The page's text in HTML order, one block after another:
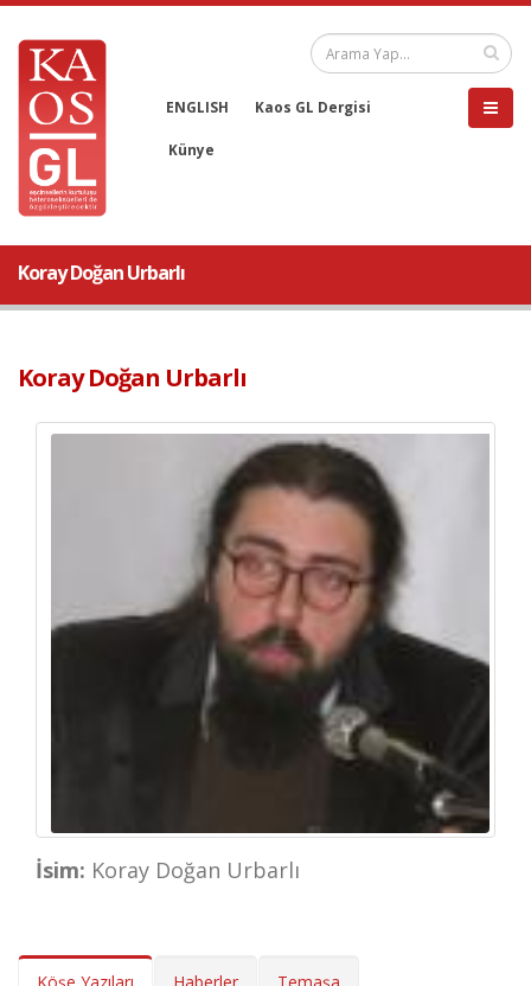
ENGLISH Kaos GL Dergisi
Künye
Koray Doğan Urbarlı
Koray Doğan Urbarlı
İsim: Koray Doğan Urbarlı
Köşe Yazıları Haberler Temaşa